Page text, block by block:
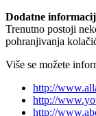
Dodatne
Trenutno postoji
pohranjivanja
Više se možete
http://
http://
http://